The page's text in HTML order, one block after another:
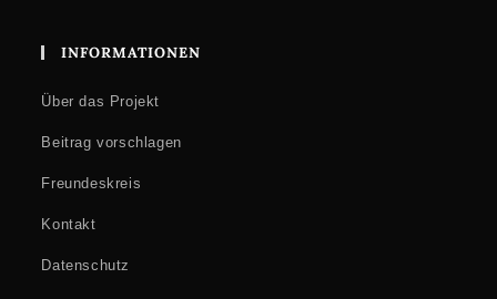
INFORMATIONEN
Über das Projekt
Beitrag vorschlagen
Freundeskreis
Kontakt
Datenschutz